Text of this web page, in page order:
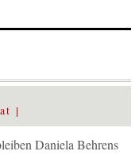
Daniela Behrens